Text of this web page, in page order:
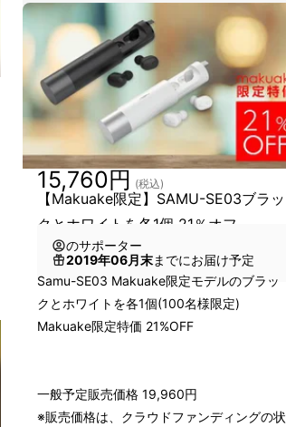
【Makuake限定】SAMU-SE03ブラッ
クとホワイトを各1個 21％オフ
15,760円 (税込)
のサポーター
2019年06月末までにお届け予定
Samu-SE03 Makuake限定モデルのブラッ
クとホワイトを各1個(100名様限定)
Makuake限定特価 21%OFF
一般予定販売価格 19,960円
※販売価格は、クラウドファンディングの状